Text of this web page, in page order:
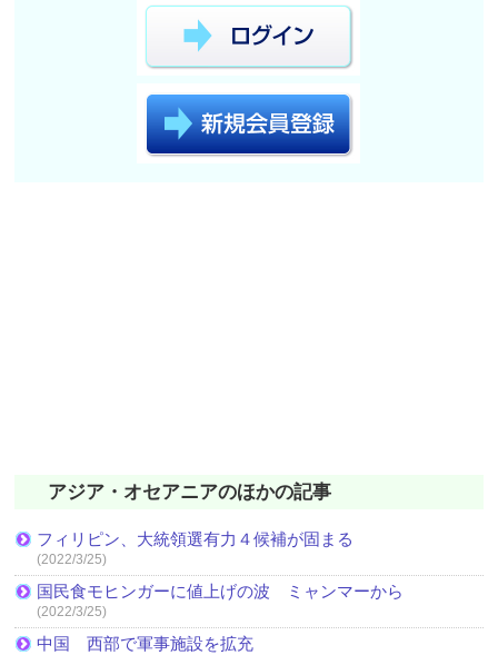
アジア・オセアニアのほかの記事
フィリピン、大統領選有力４候補が固まる
(2022/3/25)
国民食モヒンガーに値上げの波 ミャンマーから
(2022/3/25)
中国 西部で軍事施設を拡充